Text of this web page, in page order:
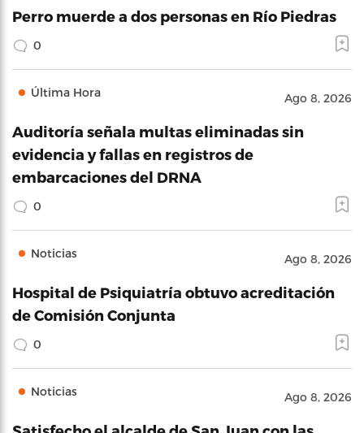
Perro muerde a dos personas en Río Piedras
0
Última Hora Ago 8, 2026
Auditoría señala multas eliminadas sin
evidencia y fallas en registros de
embarcaciones del DRNA
0
Noticias Ago 8, 2026
Hospital de Psiquiatría obtuvo acreditación
de Comisión Conjunta
0
Noticias Ago 8, 2026